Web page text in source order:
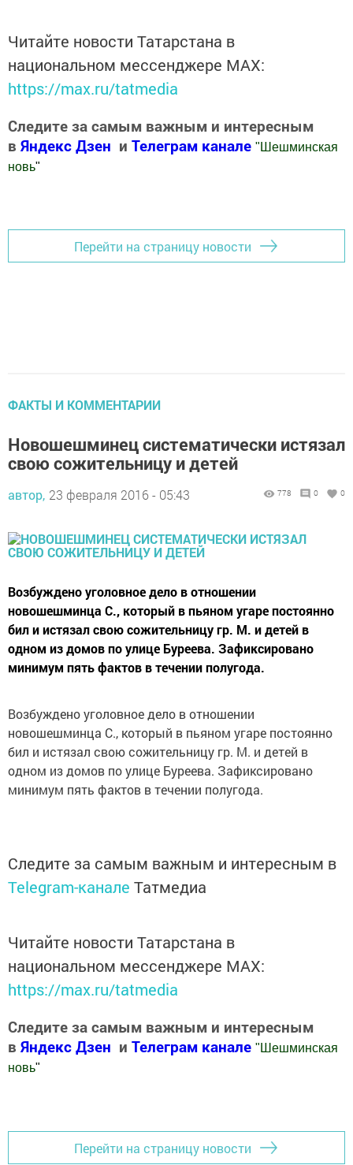
Читайте новости Татарстана в
национальном мессенджере MАХ:
https://max.ru/tatmedia
Следите за самым важным и интересным
в Яндекс Дзен и Телеграм канале " Шешминская
новь"
Перейти на страницу новости
ФАКТЫ И КОММЕНТАРИИ
Новошешминец систематически истязал
свою сожительницу и детей
автор, 23 февраля 2016 - 05:43 778 0 0
Возбуждено уголовное дело в отношении
новошешминца С., который в пьяном угаре постоянно
бил и истязал свою сожительницу гр. М. и детей в
одном из домов по улице Буреева. Зафиксировано
минимум пять фактов в течении полугода.
Возбуждено уголовное дело в отношении
новошешминца С., который в пьяном угаре постоянно
бил и истязал свою сожительницу гр. М. и детей в
одном из домов по улице Буреева. Зафиксировано
минимум пять фактов в течении полугода.
Следите за самым важным и интересным в
Telegram-канале Татмедиа
Читайте новости Татарстана в
национальном мессенджере MАХ:
https://max.ru/tatmedia
Следите за самым важным и интересным
в Яндекс Дзен и Телеграм канале " Шешминская
новь"
Перейти на страницу новости